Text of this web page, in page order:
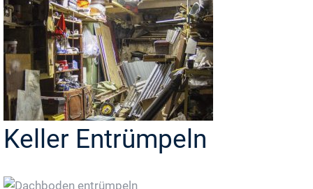
Keller Entrümpeln